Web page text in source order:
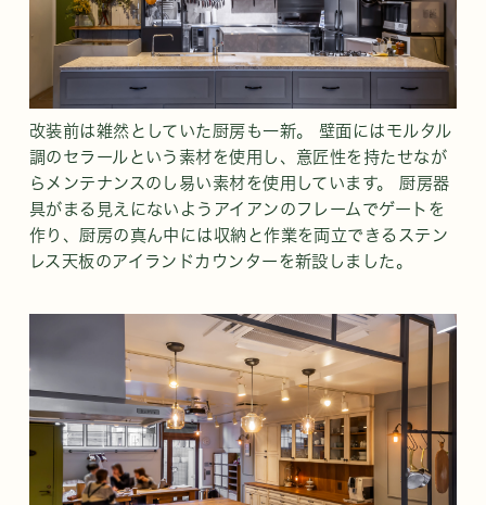
改装前は雑然としていた厨房も一新。 壁面にはモルタル
調のセラールという素材を使用し、意匠性を持たせなが
らメンテナンスのし易い素材を使用しています。 厨房器
具がまる見えにないようアイアンのフレームでゲートを
作り、厨房の真ん中には収納と作業を両立できるステン
レス天板のアイランドカウンターを新設しました。